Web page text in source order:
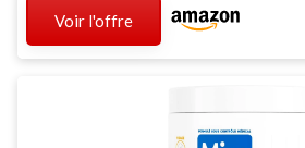
Voir l'offre